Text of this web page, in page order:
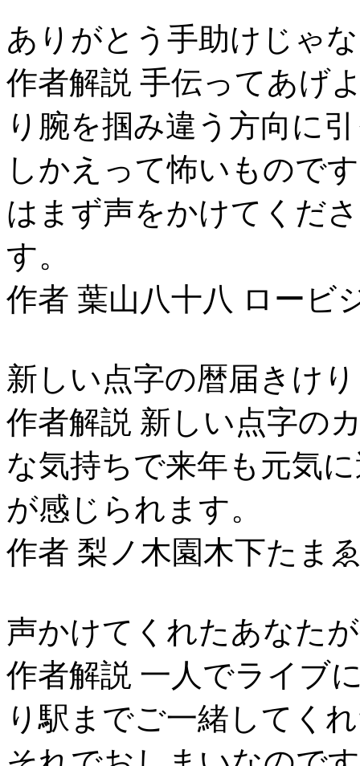
ありがとう手助けじゃ
作者解説 手伝ってあげ
り腕を掴み違う方向に
しかえって怖いもので
はまず声をかけてくだ
す。
作者 葉山八十八 ロービ
新しい点字の暦届きけり
作者解説 新しい点字の
な気持ちで来年も元気
が感じられます。
作者 梨ノ木園木下たま
声かけてくれたあなた
作者解説 一人でライブ
り駅までご一緒してく